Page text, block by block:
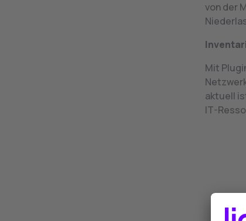
von der
Mit
aktuell
IT-